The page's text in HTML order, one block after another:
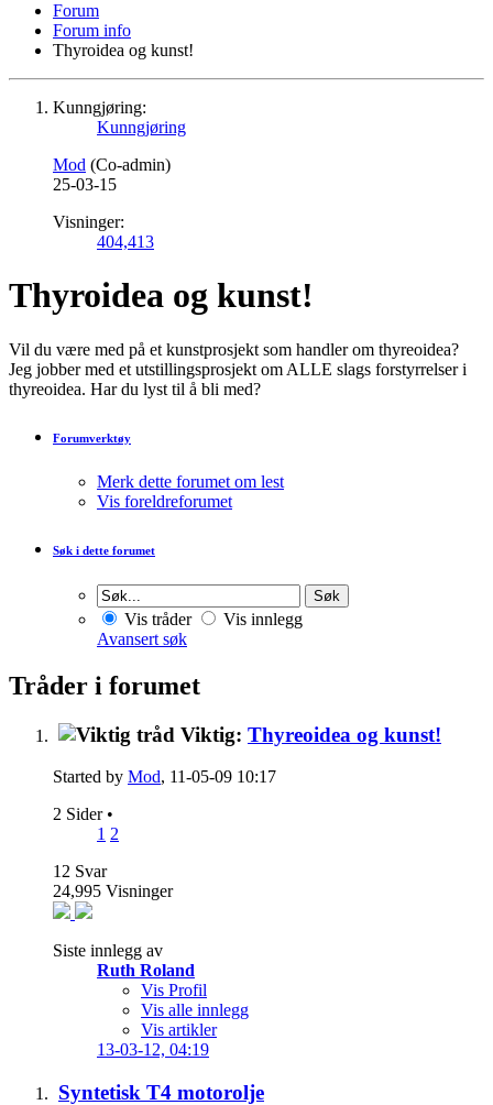
Forum
Forum info
Thyroidea og kunst!
Kunngjøring:
Kunngjøring
Mod (Co-admin)
25-03-15
Visninger:
404,413
Thyroidea og kunst!
Vil du være med på et kunstprosjekt som handler om thyreoidea?
Jeg jobber med et utstillingsprosjekt om ALLE slags forstyrrelser i
thyreoidea. Har du lyst til å bli med?
Forumverktøy
Merk dette forumet om lest
Vis foreldreforumet
Søk i dette forumet
Vis tråder
Vis innlegg
Avansert søk
Tråder i forumet
Viktig: Thyreoidea og kunst!
Started by Mod, 11-05-09 10:17
2 Sider •
1 2
12 Svar
24,995 Visninger
Siste innlegg av
Ruth Roland
Vis Profil
Vis alle innlegg
Vis artikler
13-03-12, 04:19
Syntetisk T4 motorolje